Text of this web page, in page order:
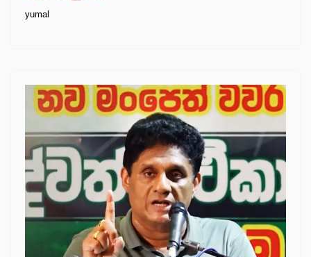
yumal